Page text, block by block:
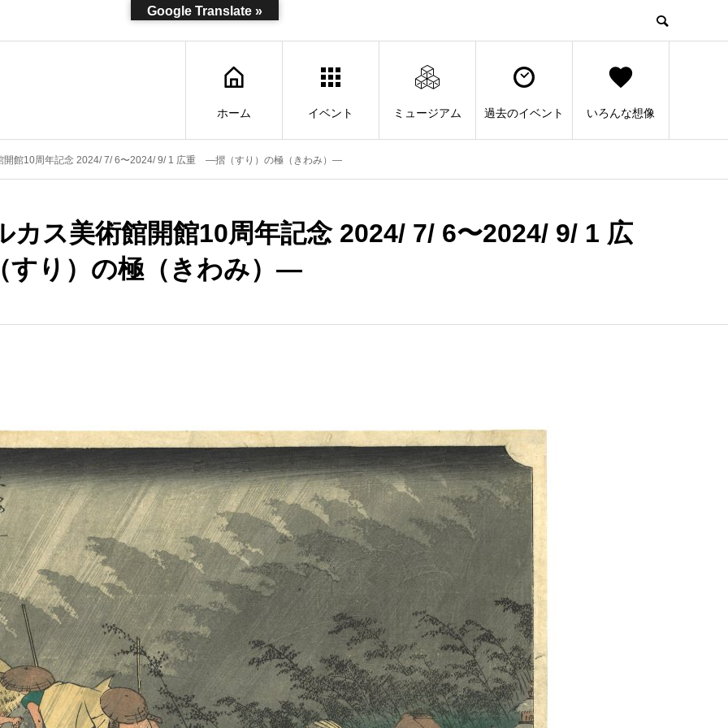
ホーム イベント ミュージアム 過去のイベント いろんな想像
開館10周年記念 2024/ 7/ 6〜2024/ 9/ 1 広重 ―摺（すり）の極（きわみ）―
カス美術館開館10周年記念 2024/ 7/ 6〜2024/ 9/ 1 広
り）の極（きわみ）―
Google Translate »